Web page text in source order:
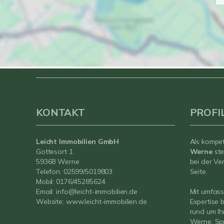
KONTAKT
Leicht Immobilien GmbH
Gottesort 1
59368 Werne
Telefon: 02599/5019803
Mobil: 0176/45285624
Email: info@leicht-immobilien.de
Website: www.leicht-immobilien.de
Als
Werne
bei der
Seite.
Mit
Expertise
rund um
Werne.